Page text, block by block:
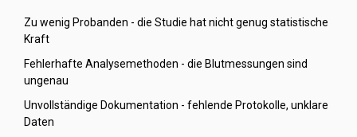
Zu wenig Probanden - die Studie hat nicht genug statistische
Kraft
Fehlerhafte Analysemethoden - die Blutmessungen sind
ungenau
Unvollständige Dokumentation - fehlende Protokolle, unklare
Daten